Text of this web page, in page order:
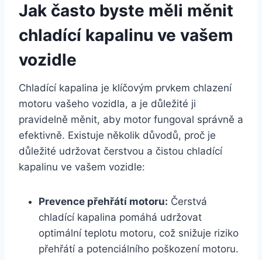
Jak často byste měli měnit
chladící kapalinu ve vašem
vozidle
Chladící kapalina je klíčovým prvkem chlazení
motoru vašeho vozidla, a je důležité ji
pravidelně měnit, aby motor fungoval správně a
efektivně. Existuje několik důvodů, proč je
důležité udržovat čerstvou a čistou chladící
kapalinu ve vašem vozidle:
Prevence přehřátí motoru: Čerstvá
chladící kapalina pomáhá udržovat
optimální teplotu motoru, což snižuje riziko
přehřátí a potenciálního poškození motoru.